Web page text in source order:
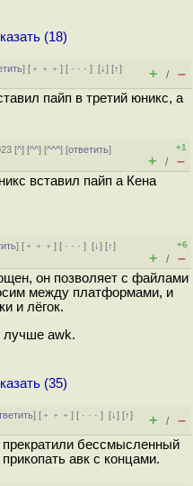
(18)
] [ ﹢﹢﹢] [ · · ·][↓] [↑]
+ / –
пайп в третий юникс, а
[^] [^^] [^^^] [ответить]
+1
+ / –
вставил пайп а Кена
] [ ﹢﹢﹢] [ · · ·][↓] [↑]
+6
+ / –
он позволяет с файлами
между платформами, и
и лёгок.
awk.
(35)
] [ ﹢﹢﹢] [ · · ·][↓] [↑]
+ / –
бессмысленный
авк с концами.